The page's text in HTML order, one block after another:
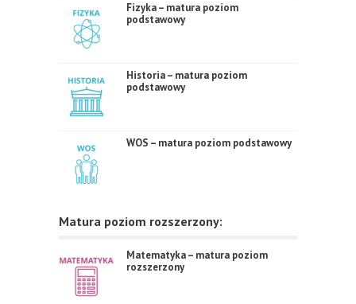
Fizyka – matura poziom
podstawowy
Historia – matura poziom
podstawowy
WOS – matura poziom podstawowy
Matura poziom rozszerzony:
Matematyka – matura poziom
rozszerzony